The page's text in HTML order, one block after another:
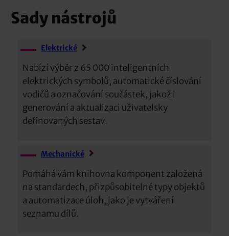
Sady nástrojů
Elektrické
Nabízí výběr z 65 000 inteligentních
elektrických symbolů, automatické číslování
vodičů a označování součástek, jakož i
generování a aktualizaci uživatelsky
definovaných sestav.
Mechanické
Pomáhá vám knihovna komponent založená
na standardech, přizpůsobitelné typy objektů
a automatizace úloh, jako je vytváření
seznamu dílů.